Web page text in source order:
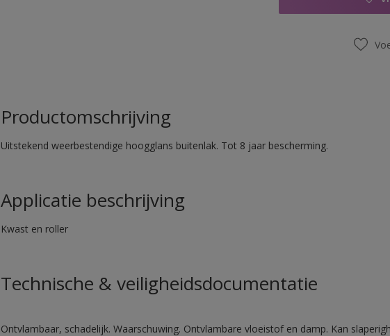
Productomschrijving
Uitstekend weerbestendige hoogglans buitenlak. Tot 8 jaar bescherming.
Applicatie beschrijving
Kwast en roller
Technische & veiligheidsdocumentatie
Ontvlambaar, schadelijk. Waarschuwing. Ontvlambare vloeistof en damp. Kan